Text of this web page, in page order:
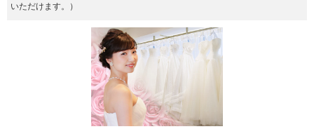
いただけます。）